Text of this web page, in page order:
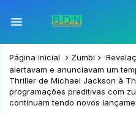
Página inicial Zumbi
alertavam e anunciavam um
Thriller de Michael Jackson à
programações preditivas com
continuam tendo novos